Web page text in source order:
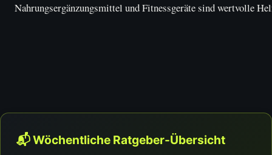
Nahrungsergänzungsmittel und Fitnessgeräte sind wertvolle
📬 Wöchentliche Ratgeber-Übersicht